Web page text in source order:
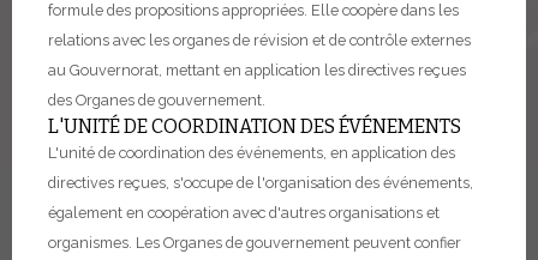
formule des propositions appropriées. Elle coopère dans les
relations avec les organes de révision et de contrôle externes
au Gouvernorat, mettant en application les directives reçues
des Organes de gouvernement.
L'UNITÉ DE COORDINATION DES ÉVÉNEMENTS
L'unité de coordination des événements, en application des
directives reçues, s'occupe de l'organisation des événements,
également en coopération avec d'autres organisations et
organismes. Les Organes de gouvernement peuvent confier